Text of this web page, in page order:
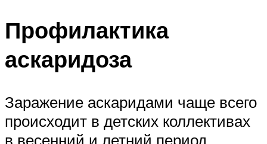
Профилактика
аскаридоза
Заражение аскаридами чаще всего
происходит в детских коллективах
в весенний и летний период